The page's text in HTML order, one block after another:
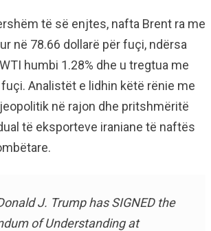
të së enjtes, nafta Brent ra me
në 78.66 dollarë për fuçi, ndërsa
humbi 1.28% dhe u tregtua me
Analistët e lidhin këtë rënie me
në rajon dhe pritshmëritë
të eksporteve iraniane të naftës
J. Trump has SIGNED the
of Understanding at